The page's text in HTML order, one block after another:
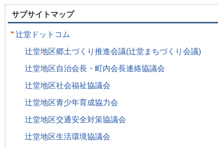
サブサイトマップ
辻堂ドットコム
辻堂地区郷土づくり推進会議(辻堂まちづくり会議)
辻堂地区自治会長・町内会長連絡協議会
辻堂地区社会福祉協議会
辻堂地区青少年育成協力会
辻堂地区交通安全対策協議会
辻堂地区生活環境協議会